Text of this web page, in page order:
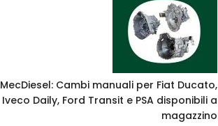
MecDiesel: Cambi manuali per Fiat Ducato,
Iveco Daily, Ford Transit e PSA disponibili a
magazzino